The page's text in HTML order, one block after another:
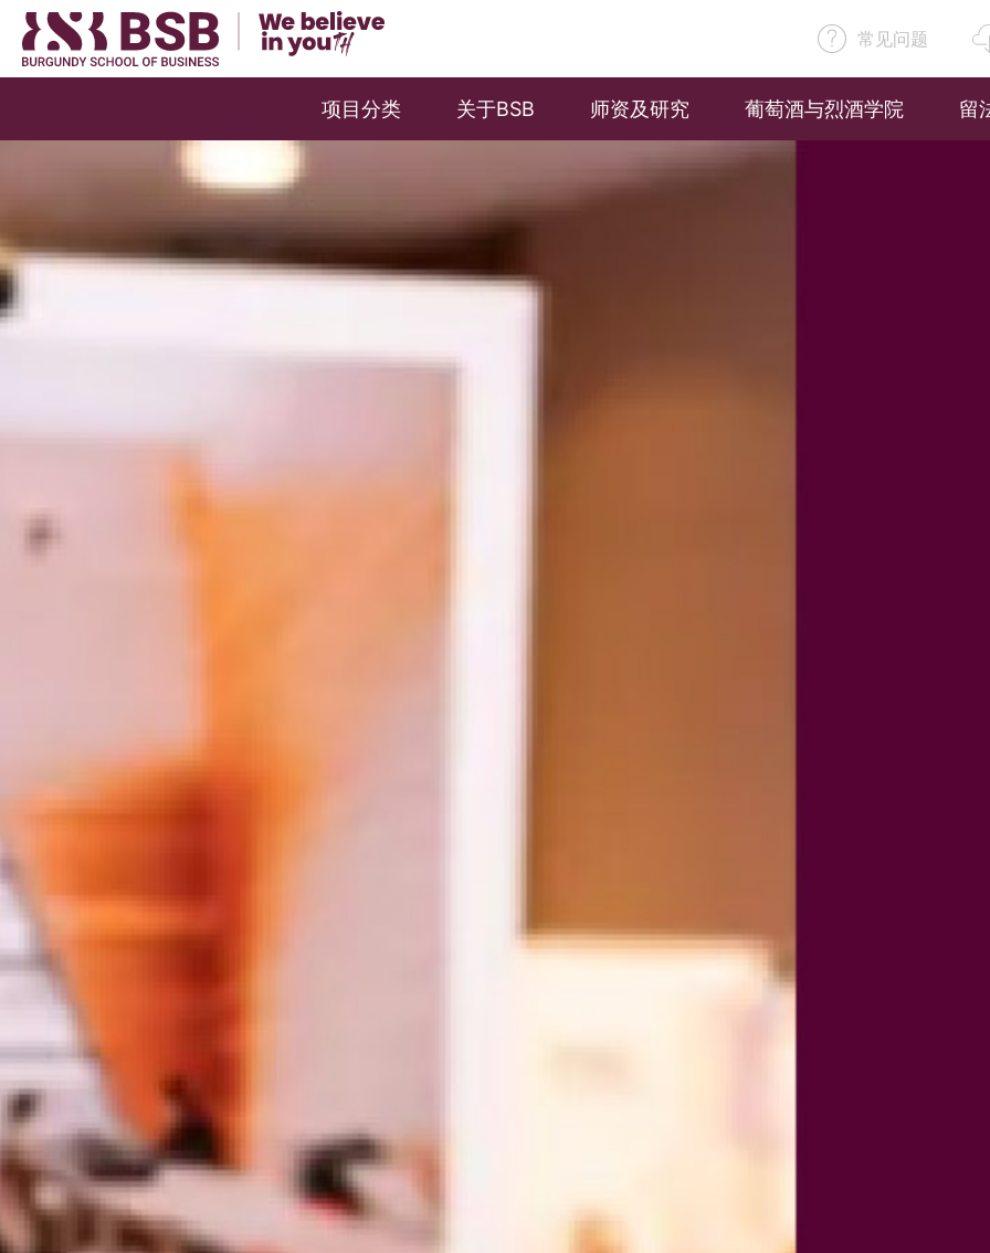
常见问题
项目分类 关于BSB 师资及研究 葡萄酒与烈酒学院 留